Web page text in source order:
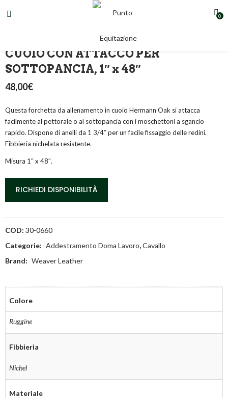
0
FORCHETTA DA ALLENAMENTO IN
CUOIO CON ATTACCO PER
SOTTOPANCIA, 1″ x 48″
48,00€
Questa forchetta da allenamento in cuoio Hermann Oak si attacca
facilmente al pettorale o al sottopancia con i moschettoni a sgancio
rapido. Dispone di anelli da 1 3/4″ per un facile fissaggio delle redini.
Fibbieria nichelata resistente.
Misura 1″ x 48″.
RICHIEDI DISPONIBILITÀ
COD: 30-0660
Categorie: Addestramento Doma Lavoro,Cavallo
Brand: Weaver Leather
Colore
Ruggine
Fibbieria
Nichel
Materiale